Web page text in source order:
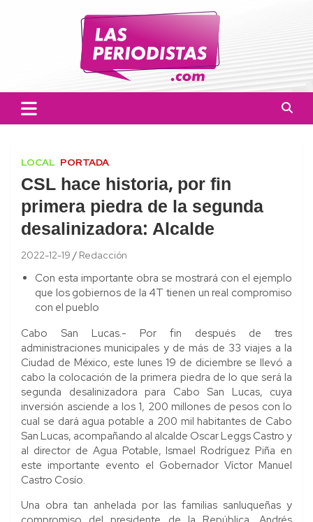
Las Periodistas
informado a la población.
LOCAL PORTADA
CSL hace historia, por fin
primera piedra de la segunda
desalinizadora: Alcalde
2022-12-19 Redacción
Con esta importante obra se mostrará con el ejemplo
que los gobiernos de la 4T tienen un real compromiso
con el pueblo
Cabo San Lucas.- Por fin después de tres
administraciones municipales y de más de 33 viajes a la
Ciudad de México, este lunes 19 de diciembre se llevó a
cabo la colocación de la primera piedra de lo que será la
segunda desalinizadora para Cabo San Lucas, cuya
inversión asciende a los 1, 200 millones de pesos con lo
cual se dará agua potable a 200 mil habitantes de Cabo
San Lucas, acompañando al alcalde Oscar Leggs Castro y
al director de Agua Potable, Ismael Rodríguez Piña en
este importante evento el Gobernador Víctor Manuel
Castro Cosío.
Una obra tan anhelada por las familias sanluqueñas y